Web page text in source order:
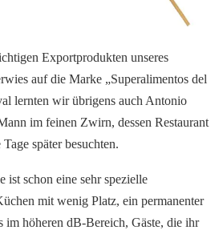
Exportprodukten unseres
auf die Marke „Superalimentos del
lernten wir übrigens auch Antonio
im feinen Zwirn, dessen Restaurant
später besuchten.
ist schon eine sehr spezielle
mit wenig Platz, ein permanenter
im höheren dB-Bereich, Gäste, die ihr